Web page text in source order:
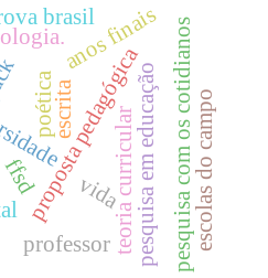
proposta pedagógicapesquisa em educação
escrita pesquisa com os cotidianos
poética
teoria curricular escolas do campo
ffsd vida
professor
anos finais
brasil